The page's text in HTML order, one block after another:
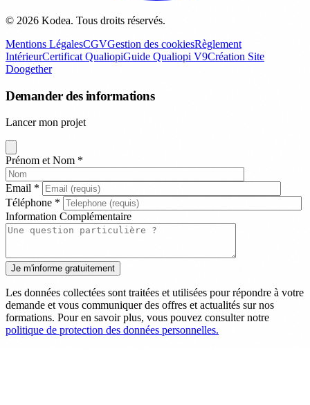
© 2026 Kodea. Tous droits réservés.
Mentions LégalesCGVGestion des cookiesRèglement
IntérieurCertificat QualiopiGuide Qualiopi V9Création Site
Doogether
Demander des informations
Lancer mon projet
Prénom et Nom *
Email *
Téléphone *
Information Complémentaire
Les données collectées sont traitées et utilisées pour répondre à votre
demande et vous communiquer des offres et actualités sur nos
formations. Pour en savoir plus, vous pouvez consulter notre
politique de protection des données personnelles.